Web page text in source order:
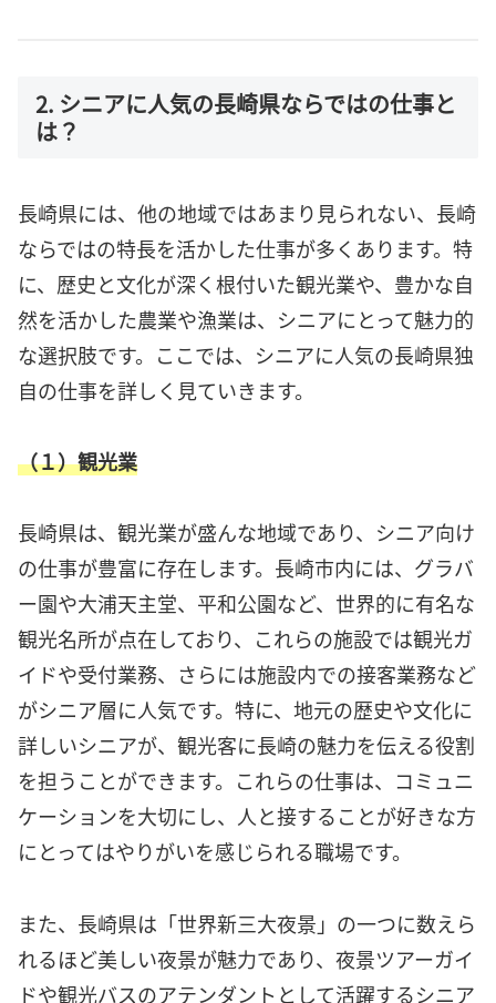
2. シニアに人気の長崎県ならではの仕事と
は？
長崎県には、他の地域ではあまり見られない、長崎
ならではの特長を活かした仕事が多くあります。特
に、歴史と文化が深く根付いた観光業や、豊かな自
然を活かした農業や漁業は、シニアにとって魅力的
な選択肢です。ここでは、シニアに人気の長崎県独
自の仕事を詳しく見ていきます。
（１）観光業
長崎県は、観光業が盛んな地域であり、シニア向け
の仕事が豊富に存在します。長崎市内には、グラバ
ー園や大浦天主堂、平和公園など、世界的に有名な
観光名所が点在しており、これらの施設では観光ガ
イドや受付業務、さらには施設内での接客業務など
がシニア層に人気です。特に、地元の歴史や文化に
詳しいシニアが、観光客に長崎の魅力を伝える役割
を担うことができます。これらの仕事は、コミュニ
ケーションを大切にし、人と接することが好きな方
にとってはやりがいを感じられる職場です。
また、長崎県は「世界新三大夜景」の一つに数えら
れるほど美しい夜景が魅力であり、夜景ツアーガイ
ドや観光バスのアテンダントとして活躍するシニア